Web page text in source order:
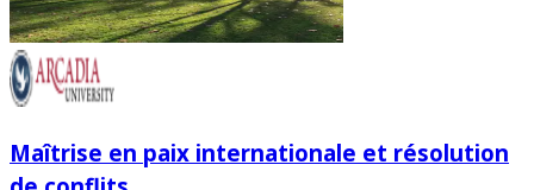
Maîtrise en paix internationale et résolution